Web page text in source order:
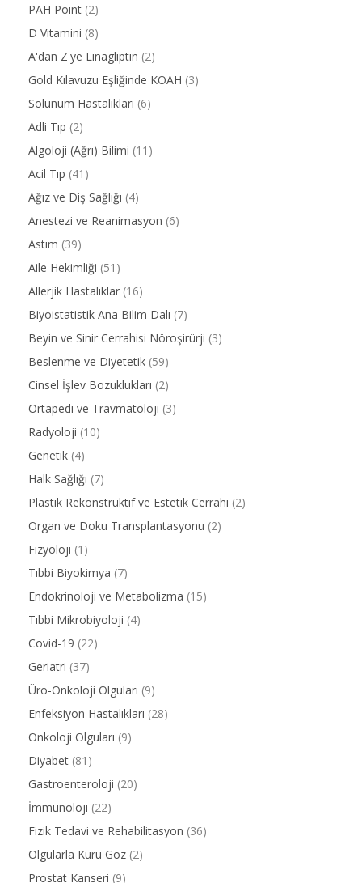
PAH Point (2)
D Vitamini (8)
A'dan Z'ye Linagliptin (2)
Gold Kılavuzu Eşliğinde KOAH (3)
Solunum Hastalıkları (6)
Adli Tıp (2)
Algoloji (Ağrı) Bilimi (11)
Acil Tıp (41)
Ağız ve Diş Sağlığı (4)
Anestezi ve Reanimasyon (6)
Astım (39)
Aile Hekimliği (51)
Allerjik Hastalıklar (16)
Biyoistatistik Ana Bilim Dalı (7)
Beyin ve Sinir Cerrahisi Nöroşirürji (3)
Beslenme ve Diyetetik (59)
Cinsel İşlev Bozuklukları (2)
Ortapedi ve Travmatoloji (3)
Radyoloji (10)
Genetik (4)
Halk Sağlığı (7)
Plastik Rekonstrüktif ve Estetik Cerrahi (2)
Organ ve Doku Transplantasyonu (2)
Fizyoloji (1)
Tıbbi Biyokimya (7)
Endokrinoloji ve Metabolizma (15)
Tıbbi Mikrobiyoloji (4)
Covid-19 (22)
Geriatri (37)
Üro-Onkoloji Olguları (9)
Enfeksiyon Hastalıkları (28)
Onkoloji Olguları (9)
Diyabet (81)
Gastroenteroloji (20)
İmmünoloji (22)
Fizik Tedavi ve Rehabilitasyon (36)
Olgularla Kuru Göz (2)
Prostat Kanseri (9)